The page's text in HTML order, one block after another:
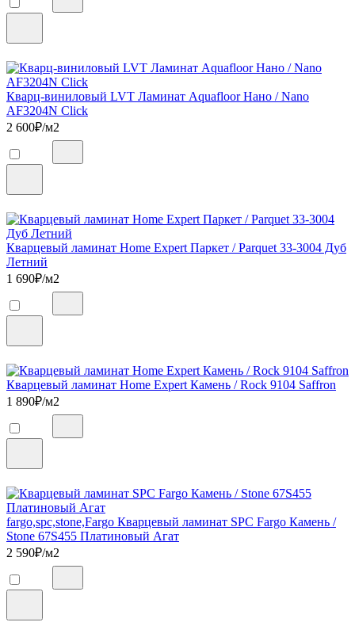
Кварц-виниловый LVT Ламинат Aquafloor Нано / Nano
AF3204N Click
2 600₽/м2
Кварцевый ламинат Home Expert Паркет / Parquet 33-3004 Дуб
Летний
1 690₽/м2
Кварцевый ламинат Home Expert Камень / Rock 9104 Saffron
1 890₽/м2
fargo,spc,stone,Fargo Кварцевый ламинат SPC Fargo Камень /
Stone 67S455 Платиновый Агат
2 590₽/м2